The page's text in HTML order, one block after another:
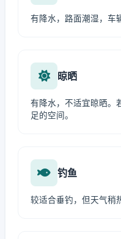
有降水，路面潮湿，车
晾晒
有降水，不适宜晾晒。
足的空间。
钓鱼
较适合垂钓，但天气稍